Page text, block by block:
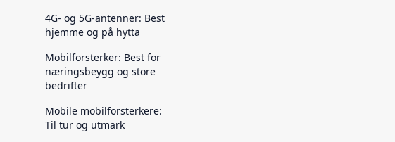
4G- og 5G-antenner: Best
hjemme og på hytta
Mobilforsterker: Best for
næringsbeygg og store
bedrifter
Mobile mobilforsterkere:
Til tur og utmark